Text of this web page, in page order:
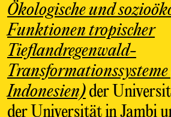
Ökologische und
Funktionen tropischer
Tieflandregenwald-
Indonesien)der
der Universität in Jambi